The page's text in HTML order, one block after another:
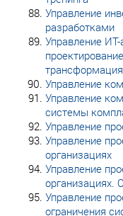
Управление
разработками
Управление ИТ-
трансформация
Управление
Управление
системы
Управление
Управление
организациях
Управление
организациях.
Управление
ограничения